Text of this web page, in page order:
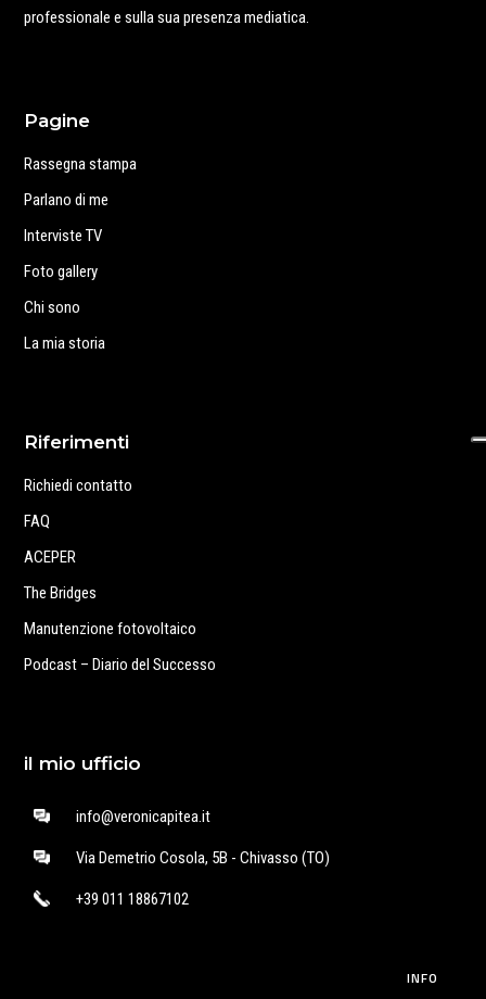
professionale e sulla sua presenza mediatica.
Pagine
Rassegna stampa
Parlano di me
Interviste TV
Foto gallery
Chi sono
La mia storia
Riferimenti
Richiedi contatto
FAQ
ACEPER
The Bridges
Manutenzione fotovoltaico
Podcast – Diario del Successo
il mio ufficio
info@veronicapitea.it
Via Demetrio Cosola, 5B - Chivasso (TO)
+39 011 18867102
INFO